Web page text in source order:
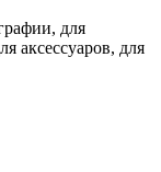
для
аксессуаров, для